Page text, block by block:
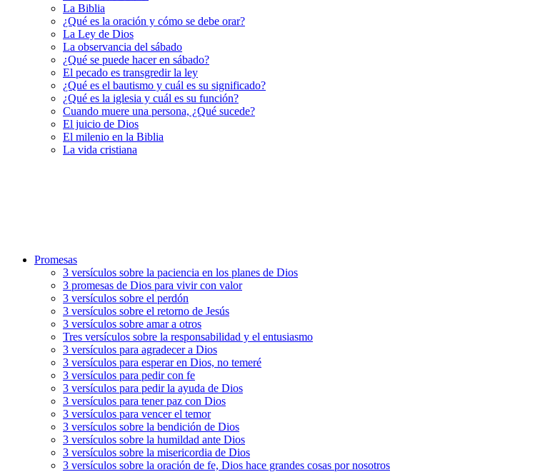
La Biblia
¿Qué es la oración y cómo se debe orar?
La Ley de Dios
La observancia del sábado
¿Qué se puede hacer en sábado?
El pecado es transgredir la ley
¿Qué es el bautismo y cuál es su significado?
¿Qué es la iglesia y cuál es su función?
Cuando muere una persona, ¿Qué sucede?
El juicio de Dios
El milenio en la Biblia
La vida cristiana
Promesas
3 versículos sobre la paciencia en los planes de Dios
3 promesas de Dios para vivir con valor
3 versículos sobre el perdón
3 versículos sobre el retorno de Jesús
3 versículos sobre amar a otros
Tres versículos sobre la responsabilidad y el entusiasmo
3 versículos para agradecer a Dios
3 versículos para esperar en Dios, no temeré
3 versículos para pedir con fe
3 versículos para pedir la ayuda de Dios
3 versículos para tener paz con Dios
3 versículos para vencer el temor
3 versículos sobre la bendición de Dios
3 versículos sobre la humildad ante Dios
3 versículos sobre la misericordia de Dios
3 versículos sobre la oración de fe, Dios hace grandes cosas por nosotros